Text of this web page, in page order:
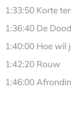
1:33:50 Korte
1:36:40 De Dood
1:40:00 Hoe wil
1:42:20 Rouw
1:46:00